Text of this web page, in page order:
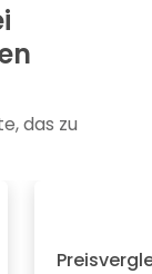
das zu